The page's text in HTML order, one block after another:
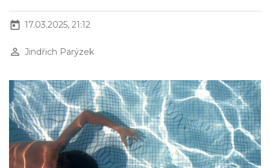
today 17.03.2025, 21:12
perm_identity Jindřich Parýzek